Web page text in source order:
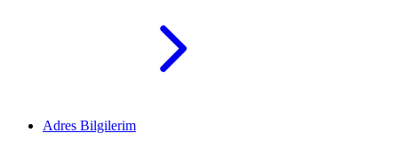
Adres Bilgilerim